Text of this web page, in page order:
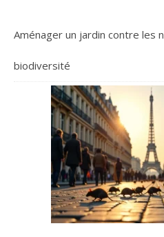
Aménager un jardin contre les
biodiversité